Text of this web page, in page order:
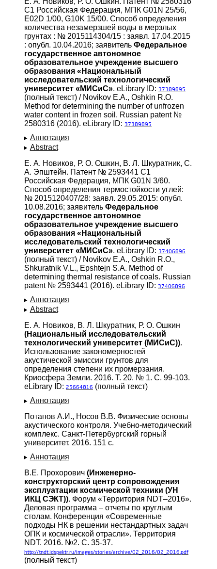
C1 Российская Федерация, МПК G01N 25/56,
E02D 1/00, G10K 15/00. Способ определения
количества незамерзшей воды в мерзлых
грунтах : № 2015114304/15 : заявл. 17.04.2015
: опубл. 10.04.2016; заявитель Федеральное
государственное автономное
образовательное учреждение высшего
образования «Национальный
исследовательский технологический
университет «МИСиС». eLibrary ID: 37389895
(полный текст) / Novikov E.A., Oshkin R.O.
Method for determining the number of unfrozen
water content in frozen soil. Russian patent №
2580316 (2016). eLibrary ID: 37389895
Аннотация
Abstract
Е. А. Новиков, Р. О. Ошкин, В. Л. Шкуратник, С.
А. Эпштейн. Патент № 2593441 C1
Российская Федерация, МПК G01N 3/60.
Способ определения термостойкости углей:
№ 2015120407/28: заявл. 29.05.2015: опубл.
10.08.2016; заявитель Федеральное
государственное автономное
образовательное учреждение высшего
образования «Национальный
исследовательский технологический
университет «МИСиС». eLibrary ID: 37406896
(полный текст) / Novikov E.A., Oshkin R.O.,
Shkuratnik V.L., Epshtejn S.A. Method of
determining thermal resistance of coals. Russian
patent № 2593441 (2016). eLibrary ID: 37406896
Аннотация
Abstract
Е. А. Новиков, В. Л. Шкуратник, Р. О. Ошкин
(Национальный исследовательский
технологический университет (МИСиС)).
Использование закономерностей
акустической эмиссии грунтов для
определения степени их промерзания.
Криосфера Земли. 2016. Т. 20. № 1. С. 99-103.
eLibrary ID: 25664816 (полный текст)
Аннотация
Потапов А.И., Носов В.В. Физические основы
акустического контроля. Учебно-методический
комплекс. Санкт-Петербургский горный
университет. 2016. 151 с.
Аннотация
В.Е. Прохорович (Инженерно-
конструкторский центр сопровождения
эксплуатации космической техники (УН
ИКЦ СЭКТ)). Форум «Территория NDT–2016».
Деловая программа – отчеты по круглым
столам. Конференция «Современные
подходы НК в решении нестандартных задач
ОПК и космической отрасли». Территория
NDT. 2016. №2. С. 35-37.
http://tndt.idspektr.ru/images/stories/archive/02_2016/02_2016.pdf
(полный текст)